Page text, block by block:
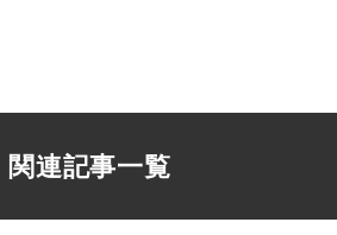
関連記事一覧